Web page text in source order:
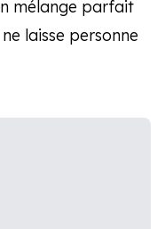
mélange parfait
laisse personne